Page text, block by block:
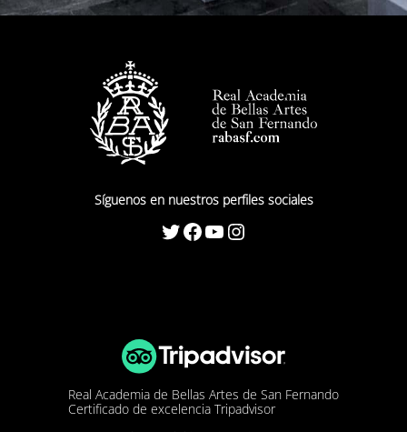
Síguenos en nuestros perfiles sociales
Twitter Facebook YouTube Instagram
Real Academia de Bellas Artes de San Fernando
Certificado de excelencia Tripadvisor